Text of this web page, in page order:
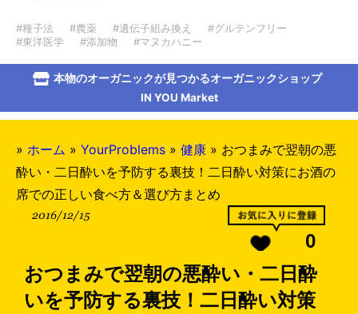
#種子法 #農薬 #遺伝子組み換え
#グルテンフリー
#東洋医学
#添加物 #マヌカハニー
本物のオーガニックが見つかるオーガニックショップ
IN YOU Market
» ホーム » YourProblems » 健康 » おつまみで翌朝の悪
酔い・二日酔いを予防する裏技！二日酔い対策にお酒の
席での正しい食べ方＆選び方まとめ
2016/12/15
0
おつまみで翌朝の悪酔い・二日酔
いを予防する裏技！二日酔い対策